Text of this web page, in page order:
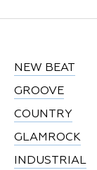
NEW BEAT
GROOVE
COUNTRY
GLAMROCK
INDUSTRIAL